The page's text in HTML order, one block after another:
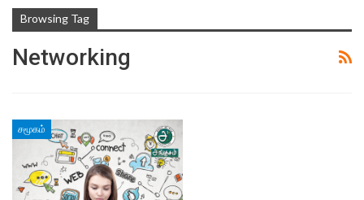
Browsing Tag
Networking
சமூகம்